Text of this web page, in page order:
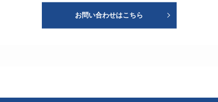
お問い合わせはこちら